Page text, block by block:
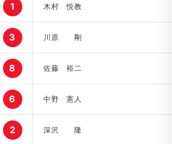
1 木村 悦教
3 川原 剛
8 佐藤 裕二
6 中野 憲人
2 深沢 隆